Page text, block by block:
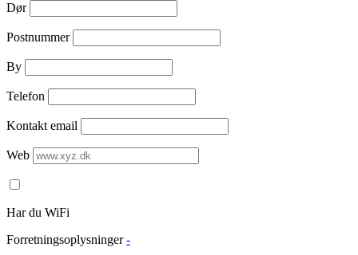
Dør
Postnummer
By
Telefon
Kontakt email
Web
Har du WiFi
Forretningsoplysninger -